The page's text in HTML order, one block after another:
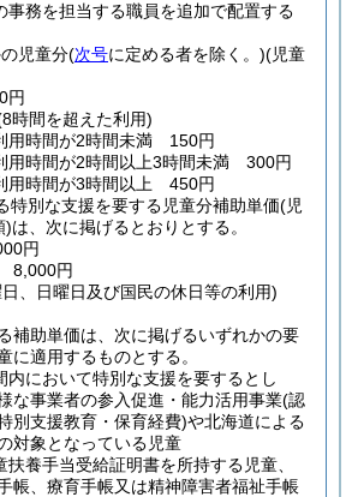
事務を担当する職員を追加で配置する
児童分(次号に定める者を除く。)(児童
円
時間を超えた利用)
用時間が2時間未満 150円
用時間が2時間以上3時間未満 300円
用時間が3時間以上 450円
特別な支援を要する児童分補助単価(児
)は、次に掲げるとおりとする。
円
8,000円
、日曜日及び国民の休日等の利用)
補助単価は、次に掲げるいずれかの要
に適用するものとする。
内において特別な支援を要するとし
な事業者の参入促進・能力活用事業(認
別支援教育・保育経費)や北海道による
対象となっている児童
扶養手当受給証明書を所持する児童、
帳、療育手帳又は精神障害者福祉手帳